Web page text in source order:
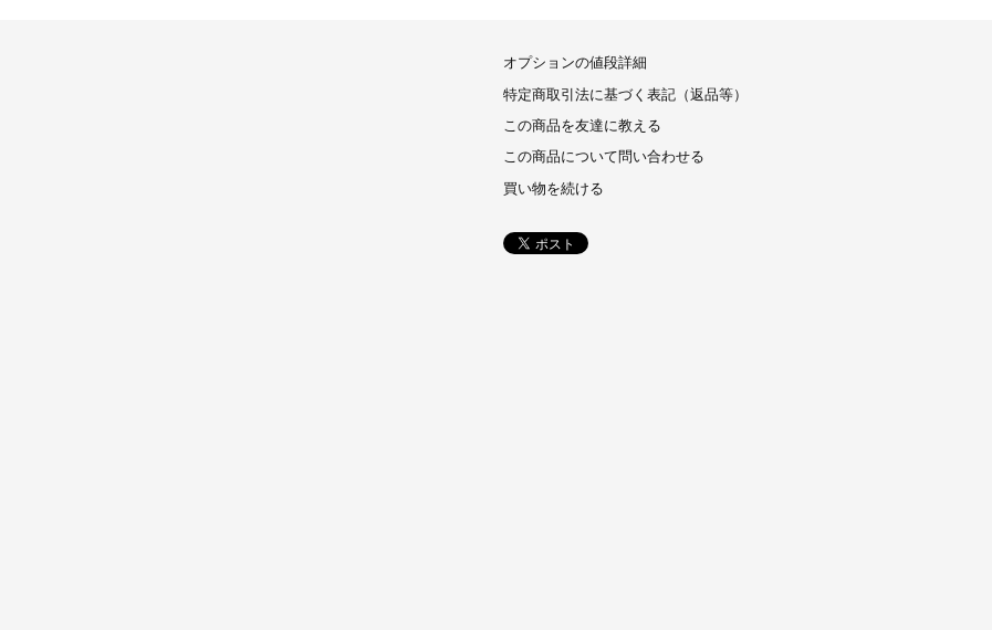
オプションの値段詳細
特定商取引法に基づく表記（返品等）
この商品を友達に教える
この商品について問い合わせる
買い物を続ける